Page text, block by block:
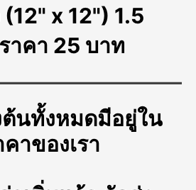
x 12") 1.5
าคา 25 บาท
ต้นทั้งหมดมีอยู่ใน
าของเรา